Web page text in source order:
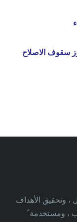
سقوف الاصلاح
، وتحقيق الأهداف
، ومستخدمة